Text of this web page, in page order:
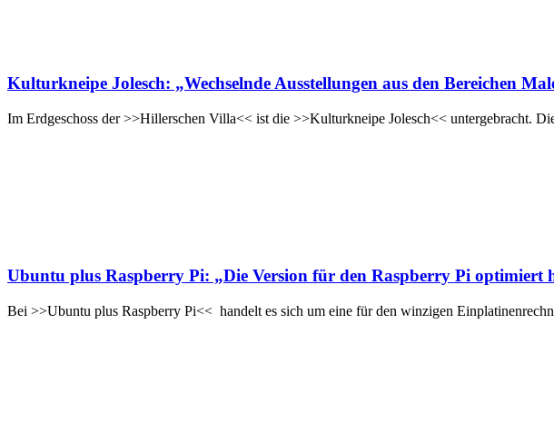
Kulturkneipe Jolesch: „Wechselnde Ausstellungen aus den Bereichen
Im Erdgeschoss der >>Hillerschen Villa<< ist die >>Kulturkneipe Jolesch<< untergebracht.
Ubuntu plus Raspberry Pi: „Die Version für den Raspberry Pi optimiert
Bei >>Ubuntu plus Raspberry Pi<< handelt es sich um eine für den winzigen